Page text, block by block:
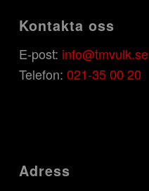
Kontakta oss
E-post: info@tmvulk.se
Telefon: 021-35 00 20
Adress